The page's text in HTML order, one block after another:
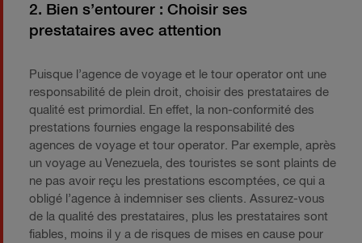
2. Bien s’entourer : Choisir ses
prestataires avec attention
Puisque l’agence de voyage et le tour operator ont une
responsabilité de plein droit, choisir des prestataires de
qualité est primordial. En effet, la non-conformité des
prestations fournies engage la responsabilité des
agences de voyage et tour operator. Par exemple, après
un voyage au Venezuela, des touristes se sont plaints de
ne pas avoir reçu les prestations escomptées, ce qui a
obligé l’agence à indemniser ses clients. Assurez-vous
de la qualité des prestataires, plus les prestataires sont
fiables, moins il y a de risques de mises en cause pour